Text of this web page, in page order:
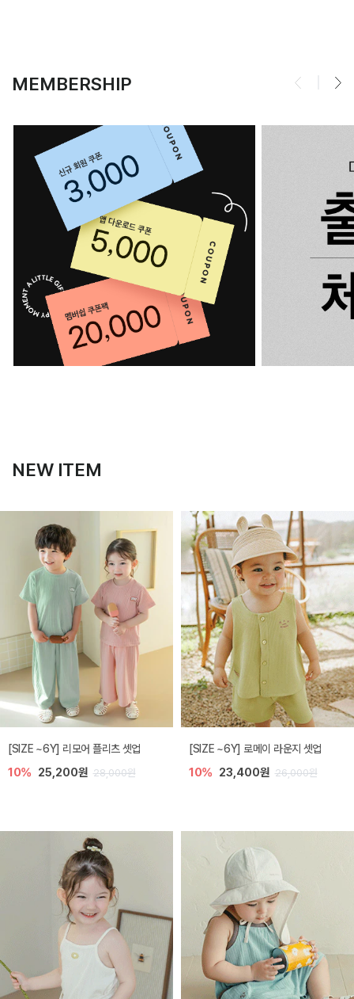
MEMBERSHIP
NEW ITEM
[SIZE ~6Y] 리모어 플리츠 셋업
10% 25,200원 28,000원
[SIZE ~6Y] 로메이 라운지 셋업
10% 23,400원 26,000원